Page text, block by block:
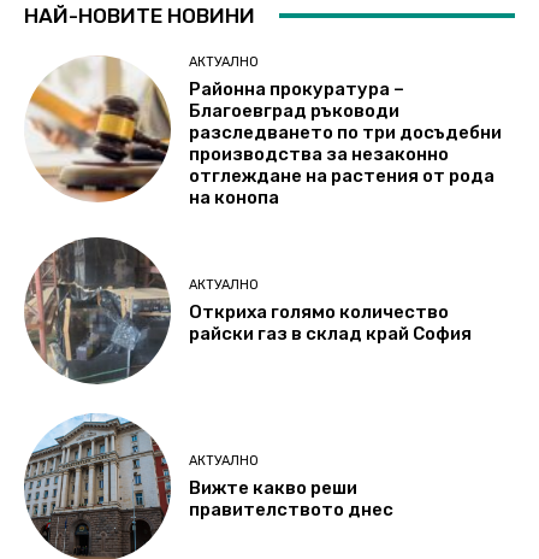
НАЙ-НОВИТЕ НОВИНИ
АКТУАЛНО
Районна прокуратура –
Благоевград ръководи
разследването по три досъдебни
производства за незаконно
отглеждане на растения от рода
на конопа
АКТУАЛНО
Откриха голямо количество
райски газ в склад край София
АКТУАЛНО
Вижте какво реши
правителството днес